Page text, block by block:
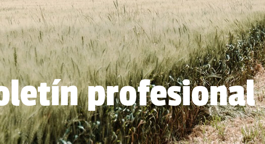
profesional